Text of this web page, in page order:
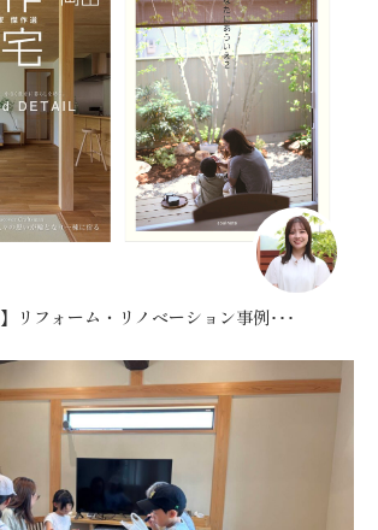
リフォーム・リノベーション事例･･･